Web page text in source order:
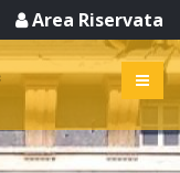
Area Riservata